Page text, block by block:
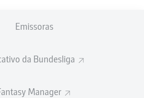
Emissoras
da Bundesliga
Manager